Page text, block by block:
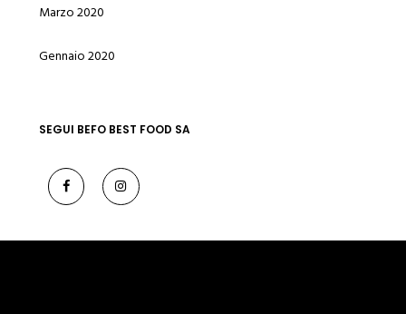
Marzo 2020
Gennaio 2020
SEGUI BEFO BEST FOOD SA